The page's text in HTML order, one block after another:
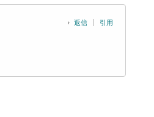
返信 引用